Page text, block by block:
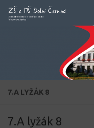
Skip to content
7.A LYŽÁK 8
7.A lyžák 8